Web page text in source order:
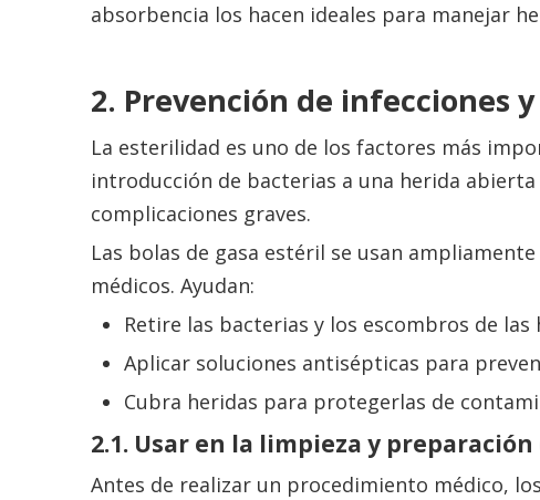
absorbencia los hacen ideales para manejar
2. Prevención de infecciones
La esterilidad es uno de los factores más
introducción de bacterias a una herida
complicaciones graves.
Las bolas de gasa estéril se usan
médicos. Ayudan:
Retire las bacterias y los escombros de las
Aplicar soluciones antisépticas para
Cubra heridas para protegerlas de
2.1. Usar en la limpieza y
Antes de realizar un procedimiento médico,